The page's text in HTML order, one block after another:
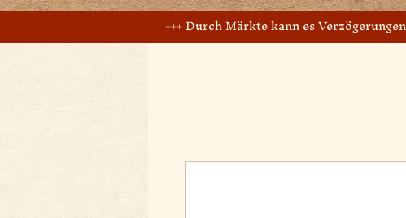
+++ Durch Märkte kann es